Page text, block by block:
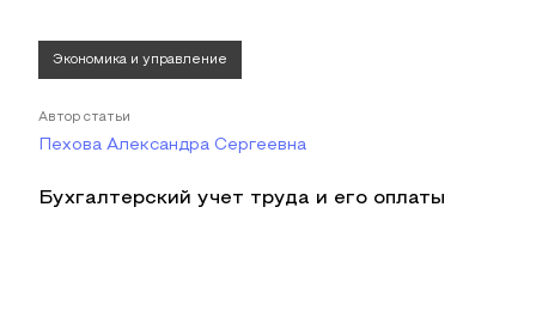
Экономика и управление
Автор статьи
Пехова Александра Сергеевна
Бухгалтерский учет труда и его оплаты